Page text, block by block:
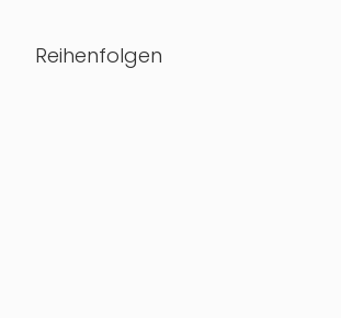
Reihenfolgen